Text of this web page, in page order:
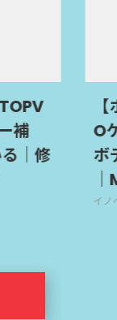
【ボディ
Oケース
ボディが
｜MY
イノベーター(